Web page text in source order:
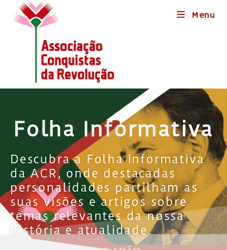
Menu
Folha Informativa
Descubra a Folha Informativa
da ACR, onde destacadas
personalidades partilham as
suas visões e artigos sobre
temas relevantes da nossa
história e atualidade.